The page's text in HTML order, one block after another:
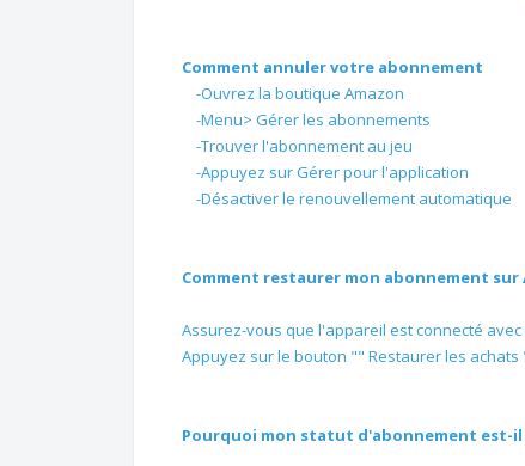
Comment annuler votre abonnement
-Ouvrez la boutique Amazon
-Menu> Gérer les abonnements
-Trouver l'abonnement au jeu
-Appuyez sur Gérer pour l'application
-Désactiver le renouvellement automatique
Comment restaurer mon abonnement sur
Assurez-vous que l'appareil est connecté
Appuyez sur le bouton "" Restaurer les
Pourquoi mon statut d'abonnement est-